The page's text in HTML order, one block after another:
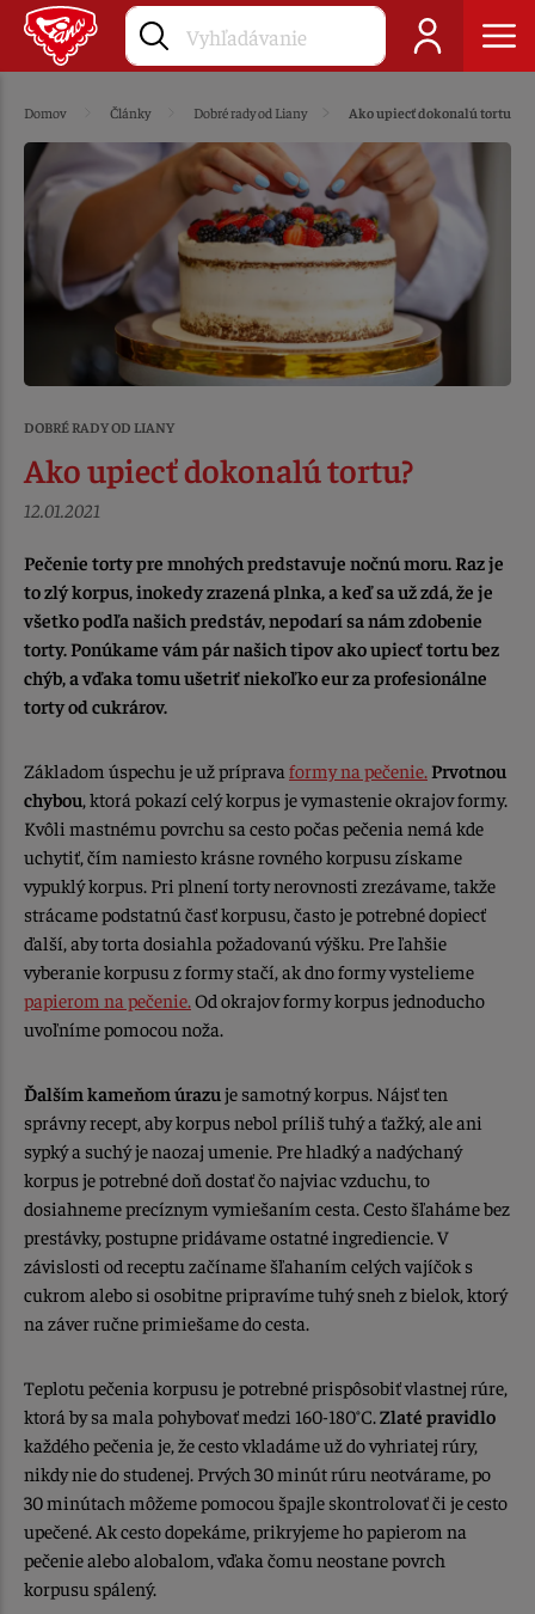
Domov Články Dobré rady od Liany Ako upiecť dokonalú tortu?
DOBRÉ RADY OD LIANY
Ako upiecť dokonalú tortu?
12.01.2021
Pečenie torty pre mnohých predstavuje nočnú moru. Raz je
to zlý korpus, inokedy zrazená plnka, a keď sa už zdá, že je
všetko podľa našich predstáv, nepodarí sa nám zdobenie
torty. Ponúkame vám pár našich tipov ako upiecť tortu bez
chýb, a vďaka tomu ušetriť niekoľko eur za profesionálne
torty od cukrárov.
Základom úspechu je už príprava formy na pečenie. Prvotnou
chybou, ktorá pokazí celý korpus je vymastenie okrajov formy.
Kvôli mastnému povrchu sa cesto počas pečenia nemá kde
uchytiť, čím namiesto krásne rovného korpusu získame
vypuklý korpus. Pri plnení torty nerovnosti zrezávame, takže
strácame podstatnú časť korpusu, často je potrebné dopiecť
ďalší, aby torta dosiahla požadovanú výšku. Pre ľahšie
vyberanie korpusu z formy stačí, ak dno formy vystelieme
papierom na pečenie.Od okrajov formy korpus jednoducho
uvoľníme pomocou noža.
Ďalším kameňom úrazuje samotný korpus. Nájsť ten
správny recept, aby korpus nebol príliš tuhý a ťažký, ale ani
sypký a suchý je naozaj umenie. Pre hladký a nadýchaný
korpus je potrebné doň dostať čo najviac vzduchu, to
dosiahneme precíznym vymiešaním cesta. Cesto šľaháme bez
prestávky, postupne pridávame ostatné ingrediencie. V
závislosti od receptu začíname šľahaním celých vajíčok s
cukrom alebo si osobitne pripravíme tuhý sneh z bielok, ktorý
na záver ručne primiešame do cesta.
Teplotu pečenia korpusu je potrebné prispôsobiť vlastnej rúre,
ktorá by sa mala pohybovať medzi 160-180°C.Zlaté pravidlo
každého pečenia je, že cesto vkladáme už do vyhriatej rúry,
nikdy nie do studenej. Prvých 30 minút rúru neotvárame, po
30 minútach môžeme pomocou špajle skontrolovať či je cesto
upečené. Ak cesto dopekáme, prikryjeme ho papierom na
pečenie alebo alobalom, vďaka čomu neostane povrch
korpusu spálený.